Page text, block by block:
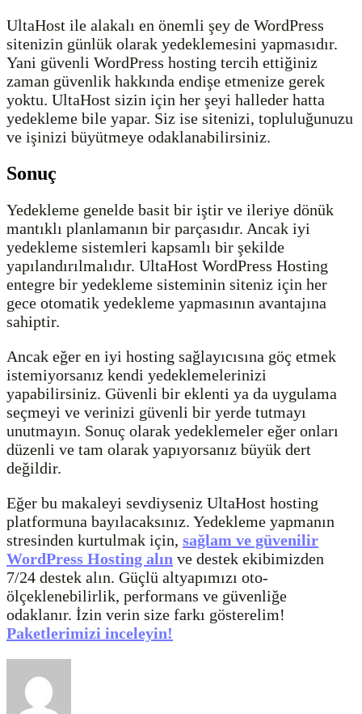
UltaHost ile alakalı en önemli şey de WordPress
sitenizin günlük olarak yedeklemesini yapmasıdır.
Yani güvenli WordPress hosting tercih ettiğiniz
zaman güvenlik hakkında endişe etmenize gerek
yoktu. UltaHost sizin için her şeyi halleder hatta
yedekleme bile yapar. Siz ise sitenizi, topluluğunuzu
ve işinizi büyütmeye odaklanabilirsiniz.
Sonuç
Yedekleme genelde basit bir iştir ve ileriye dönük
mantıklı planlamanın bir parçasıdır. Ancak iyi
yedekleme sistemleri kapsamlı bir şekilde
yapılandırılmalıdır. UltaHost WordPress Hosting
entegre bir yedekleme sisteminin siteniz için her
gece otomatik yedekleme yapmasının avantajına
sahiptir.
Ancak eğer en iyi hosting sağlayıcısına göç etmek
istemiyorsanız kendi yedeklemelerinizi
yapabilirsiniz. Güvenli bir eklenti ya da uygulama
seçmeyi ve verinizi güvenli bir yerde tutmayı
unutmayın. Sonuç olarak yedeklemeler eğer onları
düzenli ve tam olarak yapıyorsanız büyük dert
değildir.
Eğer bu makaleyi sevdiyseniz UltaHost hosting
platformuna bayılacaksınız. Yedekleme yapmanın
stresinden kurtulmak için, sağlam ve güvenilir
WordPress Hosting alın ve destek ekibimizden
7/24 destek alın. Güçlü altyapımızı oto-
ölçeklenebilirlik, performans ve güvenliğe
odaklanır. İzin verin size farkı gösterelim!
Paketlerimizi inceleyin!